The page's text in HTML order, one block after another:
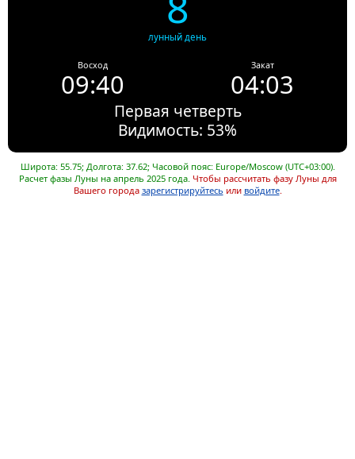
лунный день
Восход
09:40
Закат
04:03
Первая четверть
Видимость: 53%
Широта: 55.75; Долгота: 37.62; Часовой пояс: Europe/Moscow (UTC+03:00).
Расчет фазы Луны на апрель 2025 года. Чтобы рассчитать фазу Луны для
Вашего города зарегистрируйтесь или войдите.